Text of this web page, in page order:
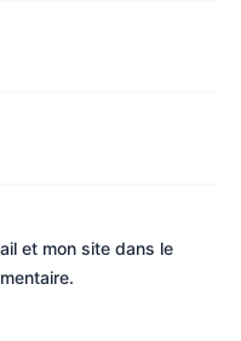
et mon site dans le